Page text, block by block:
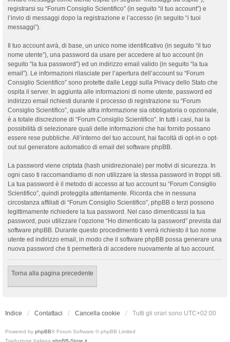
registrarsi su “Forum Consiglio Scientifico” (in seguito “il tuo account”) e
l’invio di messaggi dopo la registrazione e l’accesso (in seguito “i tuoi
messaggi”).
Il tuo account avrà, di base, un unico nome identificativo (in seguito “il tuo
nome utente”), una password da usare per accedere al tuo account (in
seguito “la tua password”) ed un indirizzo email valido (in seguito “la tua
email”). Le informazioni rilasciate per l’apertura dell’account su “Forum
Consiglio Scientifico” sono protette dalle Leggi sulla Privacy dello Stato che
ospita il server. In aggiunta alle informazioni di nome utente, password ed
indirizzo email richiesti durante il processo di registrazione su “Forum
Consiglio Scientifico”, quale altra informazione sia obbligatoria o opzionale,
è a totale discrezione di “Forum Consiglio Scientifico”. In tutti i casi, hai la
possibilità di selezionare quali delle informazioni che hai fornito possano
essere rese pubbliche. All’interno del tuo account, hai facoltà di opt-in o opt-
out sul generatore automatico di email del software phpBB.
La password viene criptata (hash unidirezionale) per motivi di sicurezza. In
ogni caso ti raccomandiamo di non utilizzare la stessa password in troppi siti.
La tua password è il metodo di accesso al tuo account su “Forum Consiglio
Scientifico”, quindi proteggila attentamente. Ricorda che in nessuna
circostanza affiliati di “Forum Consiglio Scientifico”, phpBB o terzi possono
legittimamente richiedere la tua password. Nel caso dimenticassi la tua
password, puoi utilizzare l’opzione “Ho dimenticato la password” prevista dal
software phpBB. Durante questo procedimento ti verrà richiesto il tuo nome
utente ed indirizzo email, in modo che il software phpBB possa generare una
nuova password che ti permetterà di accedere nuovamente al tuo account.
Torna alla pagina precedente
Indice Contattaci Cancella cookie Tutti gli orari sono UTC+02:00
Powered by phpBB® Forum Software © phpBB Limited
Traduzione Italiana phpBB-Store.it